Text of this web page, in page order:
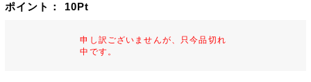
ポイント： 10Pt
申し訳ございませんが、只今品切れ
中です。